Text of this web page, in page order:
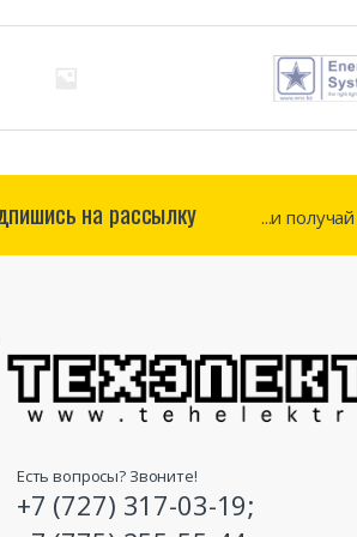
на рассылку ...и получай
Есть вопросы? Звоните!
+7 (727) 317-03-19;